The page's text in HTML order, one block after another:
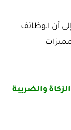
أن الوظائف
والضريبة